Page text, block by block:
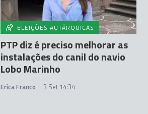
ELEIÇÕES AUTÁRQUICAS
PTP diz é preciso melhorar as
instalações do canil do navio
Lobo Marinho
Erica Franco 3 Set 14:34